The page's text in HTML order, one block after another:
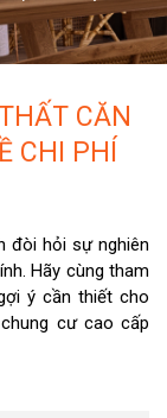
CĂN
CHI PHÍ
đòi hỏi sự nghiên
Hãy cùng tham
ý cần thiết cho
cư cao cấp